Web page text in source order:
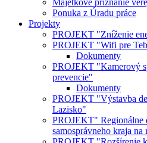
Majetkové priznanie
Ponuka z Úradu práce
Projekty
PROJEKT "Zníženie
PROJEKT "Wifi pre
Dokumenty
PROJEKT "Kamerový
prevencie"
Dokumenty
PROJEKT "Výstavba
Lazisko"
PROJEKT" Regionálne
samosprávneho kraja na